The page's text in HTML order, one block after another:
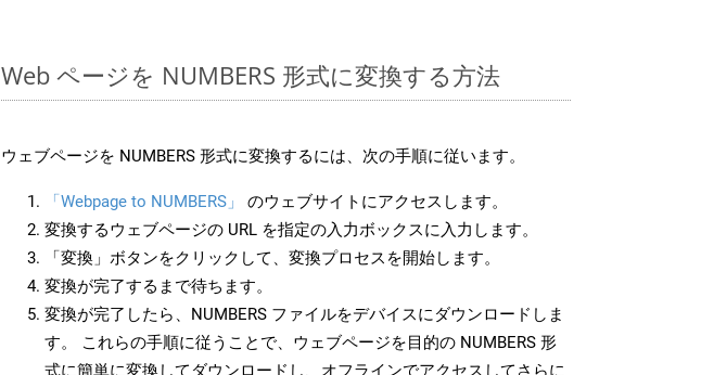
Web ページを NUMBERS 形式に変換する方法
ウェブページを NUMBERS 形式に変換するには、次の手順に従います。
「Webpage to NUMBERS」
のウェブサイトにアクセスします。
変換するウェブページの URL を指定の入力ボックスに入力します。
「変換」ボタンをクリックして、変換プロセスを開始します。
変換が完了するまで待ちます。
変換が完了したら、NUMBERS ファイルをデバイスにダウンロードしま
す。 これらの手順に従うことで、ウェブページを目的の NUMBERS 形
式に簡単に変換してダウンロードし、オフラインでアクセスしてさらに